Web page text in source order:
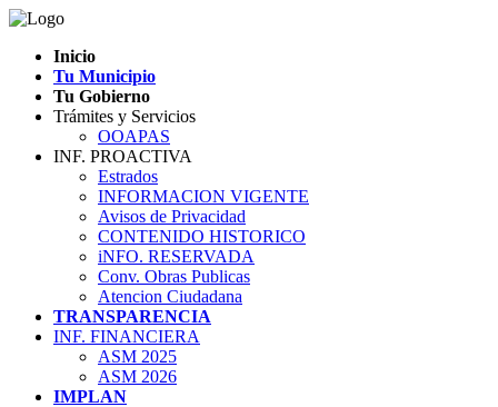
Inicio
Tu Municipio
Tu Gobierno
Trámites y Servicios
OOAPAS
INF. PROACTIVA
Estrados
INFORMACION VIGENTE
Avisos de Privacidad
CONTENIDO HISTORICO
iNFO. RESERVADA
Conv. Obras Publicas
Atencion Ciudadana
TRANSPARENCIA
INF. FINANCIERA
ASM 2025
ASM 2026
IMPLAN